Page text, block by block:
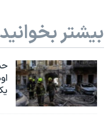
بیشتر بخوانید